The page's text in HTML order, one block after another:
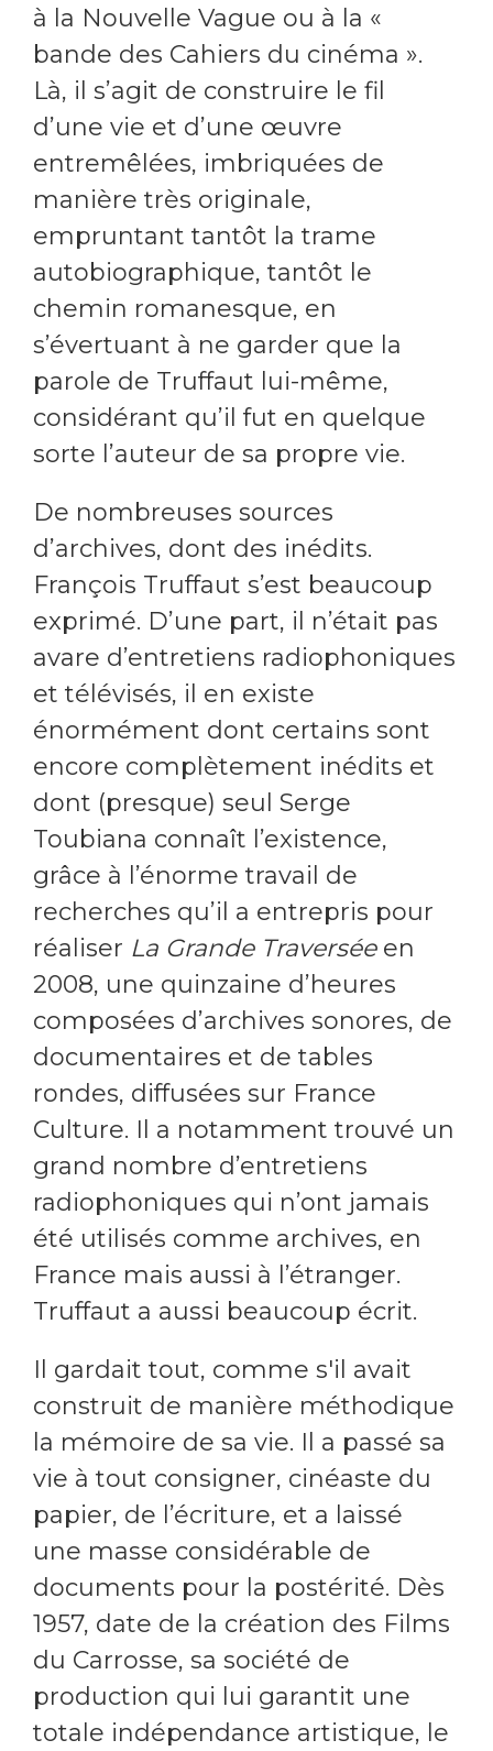
à la Nouvelle Vague ou à la «
bande des Cahiers du cinéma ».
Là, il s’agit de construire le fil
d’une vie et d’une œuvre
entremêlées, imbriquées de
manière très originale,
empruntant tantôt la trame
autobiographique, tantôt le
chemin romanesque, en
s’évertuant à ne garder que la
parole de Truffaut lui-même,
considérant qu’il fut en quelque
sorte l’auteur de sa propre vie.
De nombreuses sources
d’archives, dont des inédits.
François Truffaut s’est beaucoup
exprimé. D’une part, il n’était pas
avare d’entretiens radiophoniques
et télévisés, il en existe
énormément dont certains sont
encore complètement inédits et
dont (presque) seul Serge
Toubiana connaît l’existence,
grâce à l’énorme travail de
recherches qu’il a entrepris pour
réaliser La Grande Traverséeen
2008, une quinzaine d’heures
composées d’archives sonores, de
documentaires et de tables
rondes, diffusées sur France
Culture. Il a notamment trouvé un
grand nombre d’entretiens
radiophoniques qui n’ont jamais
été utilisés comme archives, en
France mais aussi à l’étranger.
Truffaut a aussi beaucoup écrit.
Il gardait tout, comme s'il avait
construit de manière méthodique
la mémoire de sa vie. Il a passé sa
vie à tout consigner, cinéaste du
papier, de l’écriture, et a laissé
une masse considérable de
documents pour la postérité. Dès
1957, date de la création des Films
du Carrosse, sa société de
production qui lui garantit une
totale indépendance artistique, le